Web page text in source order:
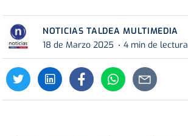
NOTICIAS TALDEA MULTIMEDIA
18 de Marzo 2025
4 min de lectura